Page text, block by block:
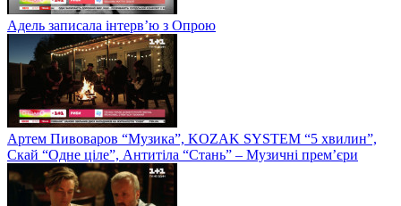
Адель записала інтерв’ю з Опрою
Артем Пивоваров “Музика”, KOZAK SYSTEM “5 хвилин”,
Скай “Одне ціле”, Антитіла “Стань” – Музичні прем’єри